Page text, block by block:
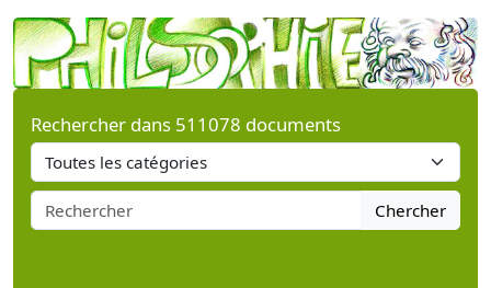
Rechercher dans 511078 documents
Chercher